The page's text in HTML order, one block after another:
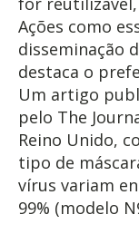
Ações como
disseminação
destaca o
Um artigo
pelo The
Reino Unido,
tipo de
vírus variam
99% (modelo